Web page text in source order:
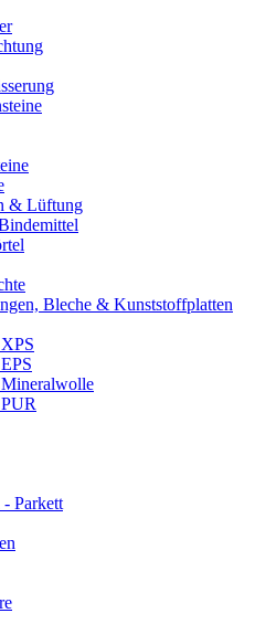
& Lüftung
Bleche & Kunststoffplatten
Parkett